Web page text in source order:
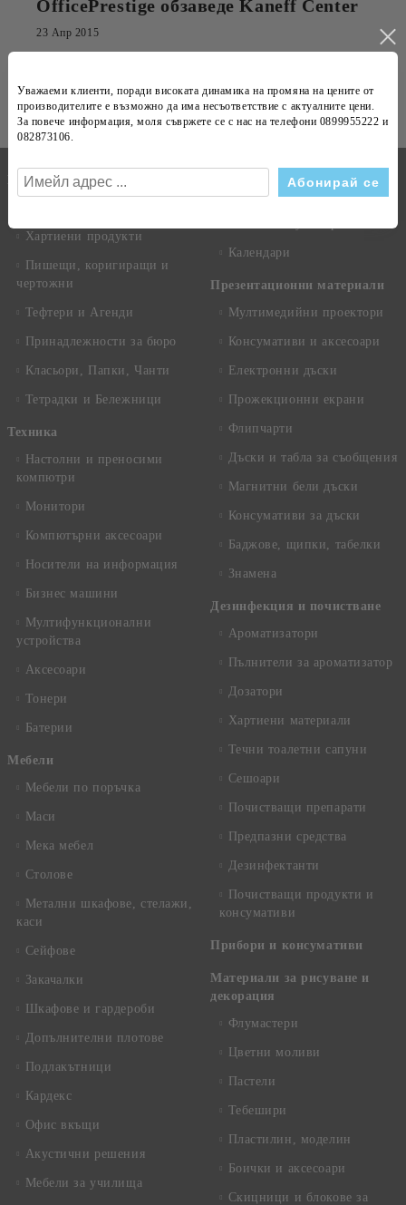
OfficePrestige обзаведе Kaneff Center
23 Апр 2015
Виж всички
Канцеларски материали
Хартиени продукти
Пишещи, коригиращи и
чертожни
Тефтери и Агенди
Принадлежности за бюро
Класьори, Папки, Чанти
Тетрадки и Бележници
Техника
Настолни и преносими
компютри
Монитори
Компютърни аксесоари
Носители на информация
Бизнес машини
Мултифункционални
устройства
Аксесоари
Тонери
Батерии
Mебели
Мебели по поръчка
Маси
Мека мебел
Столове
Метални шкафове, стелажи,
каси
Сейфове
Закачалки
Шкафове и гардероби
Допълнителни плотове
Подлакътници
Кардекс
Офис вкъщи
Акустични решения
Мебели за училища
Бележници
Техника
Календари
Презентационни материали
Мултимедийни проектори
Консумативи и аксесоари
Електронни дъски
Прожекционни екрани
Флипчарти
Дъски и табла за съобщения
Магнитни бели дъски
Консумативи за дъски
Баджове, щипки, табелки
Знамена
Дезинфекция и почистване
Ароматизатори
Пълнители за ароматизатор
Дозатори
Хартиени материали
Течни тоалетни сапуни
Сешоари
Почистващи препарати
Предпазни средства
Дезинфектанти
Почистващи продукти и
консумативи
Прибори и консумативи
Материали за рисуване и
декорация
Флумастери
Цветни моливи
Пастели
Тебешири
Пластилин, моделин
Боички и аксесоари
Скицници и блокове за
Уважаеми клиенти, поради високата динамика на промяна на цените от
производителите е възможно да има несъответствие с актуалните цени.
За повече информация, моля съвржете се с нас на телефони 0899955222 и
082873106.